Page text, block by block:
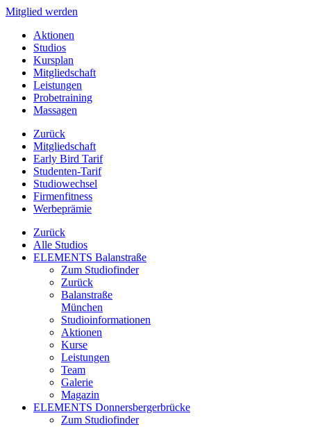
Mitglied werden
Aktionen
Studios
Kursplan
Mitgliedschaft
Leistungen
Probetraining
Massagen
Zurück
Mitgliedschaft
Early Bird Tarif
Studenten-Tarif
Studiowechsel
Firmenfitness
Werbeprämie
Zurück
Alle Studios
ELEMENTS Balanstraße
Zum Studiofinder
Zurück
Balan­straße
München
Studioinformationen
Aktionen
Kurse
Leistungen
Team
Galerie
Magazin
ELEMENTS Donnersbergerbrücke
Zum Studiofinder